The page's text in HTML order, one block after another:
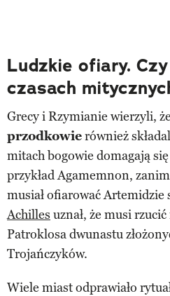
Ludzkie ofiary.
czasach
Grecy i Rzymianie wierzyli,
przodkowierównież
mitach bogowie domagają się
przykład Agamemnon,
musiał ofiarować
Achilles uznał, że musi
Patroklosa dwunastu
Trojańczyków.
Wiele miast odprawiało